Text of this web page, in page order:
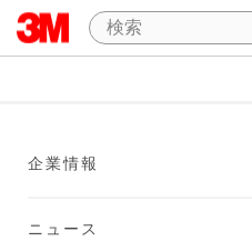
企業情報
ニュース